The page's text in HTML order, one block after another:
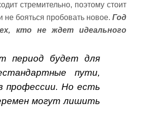
стремительно, поэтому стоит
бояться пробовать новое. Год
кто не ждет идеального
период будет для
пути,
профессии. Но есть
могут лишить